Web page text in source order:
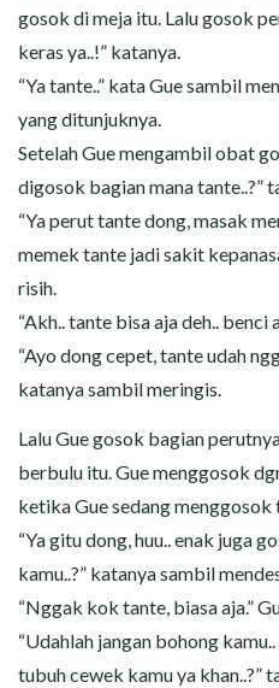
gosok di meja itu. Lalu gosok
keras ya..!” katanya.
“Ya tante..” kata Gue sambil
yang ditunjuknya.
Setelah Gue mengambil obat
digosok bagian mana tante..?”
“Ya perut tante dong, masak
memek tante jadi sakit
risih.
“Akh.. tante bisa aja deh.. benci
“Ayo dong cepet, tante udah
katanya sambil meringis.
Lalu Gue gosok bagian
berbulu itu. Gue menggosok
ketika Gue sedang menggosok
“Ya gitu dong, huu.. enak juga
kamu..?” katanya sambil
“Nggak kok tante, biasa aja.”
“Udahlah jangan bohong
tubuh cewek kamu ya khan..?”